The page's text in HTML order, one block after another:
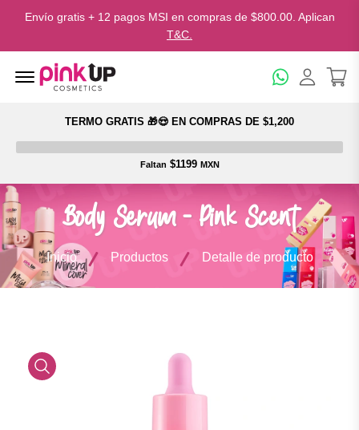
Envío gratis + 12 pagos MSI en compras de $800.00. Aplican
T&C.
Menu Open
TERMO GRATIS 🎁😍 EN COMPRAS DE $1,200
Faltan $1199 MXN
Body Serum - Pink Scent
Inicio Productos Detalle de producto